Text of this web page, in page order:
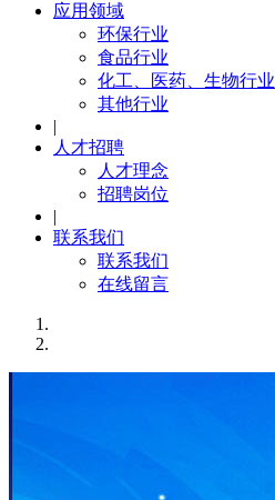
应用领域
环保行业
食品行业
化工、医药、生物行业
其他行业
|
人才招聘
人才理念
招聘岗位
|
联系我们
联系我们
在线留言